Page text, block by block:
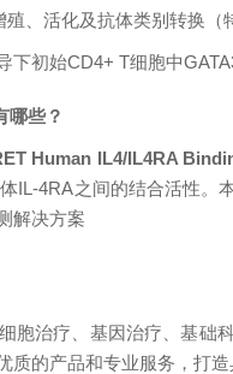
殖、活化及抗体类别转换（
下初始CD4+ T细胞中
哪些？
Human IL4/IL4RA
IL-4RA之间的结合活性
解决方案
胞治疗、基因治疗、基础
质的产品和专业服务，打